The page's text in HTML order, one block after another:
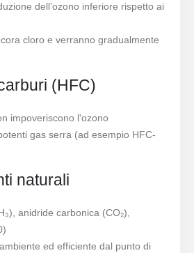
dell’ozono inferiore rispetto ai
cloro e verranno gradualmente
(HFC)
impoveriscono l'ozono
gas serra (ad esempio HFC-
naturali
anidride carbonica (CO₂),
ed efficiente dal punto di